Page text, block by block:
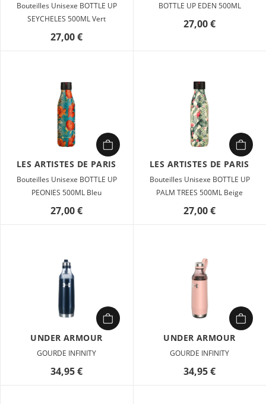
Bouteilles Unisexe BOTTLE UP
SEYCHELES 500ML Vert
27,00 €
BOTTLE UP EDEN 500ML
27,00 €
LES ARTISTES DE PARIS
Bouteilles Unisexe BOTTLE UP
PEONIES 500ML Bleu
27,00 €
LES ARTISTES DE PARIS
Bouteilles Unisexe BOTTLE UP
PALM TREES 500ML Beige
27,00 €
UNDER ARMOUR
GOURDE INFINITY
34,95 €
UNDER ARMOUR
GOURDE INFINITY
34,95 €